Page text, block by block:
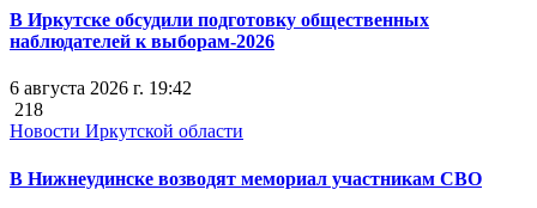
В Иркутске обсудили подготовку общественных
наблюдателей к выборам-2026
6 августа 2026 г. 19:42
218
Новости Иркутской области
В Нижнеудинске возводят мемориал участникам СВО